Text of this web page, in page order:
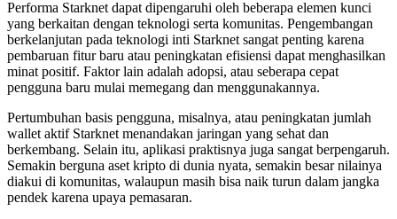
Performa Starknet dapat dipengaruhi oleh beberapa elemen kunci
yang berkaitan dengan teknologi serta komunitas. Pengembangan
berkelanjutan pada teknologi inti Starknet sangat penting karena
pembaruan fitur baru atau peningkatan efisiensi dapat menghasilkan
minat positif. Faktor lain adalah adopsi, atau seberapa cepat
pengguna baru mulai memegang dan menggunakannya.
Pertumbuhan basis pengguna, misalnya, atau peningkatan jumlah
wallet aktif Starknet menandakan jaringan yang sehat dan
berkembang. Selain itu, aplikasi praktisnya juga sangat berpengaruh.
Semakin berguna aset kripto di dunia nyata, semakin besar nilainya
diakui di komunitas, walaupun masih bisa naik turun dalam jangka
pendek karena upaya pemasaran.